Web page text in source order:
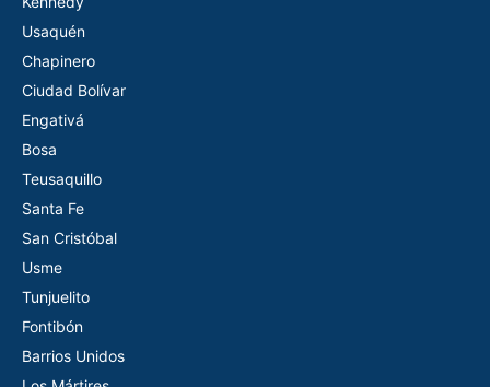
Usaquén
Chapinero
Ciudad Bolívar
Engativá
Bosa
Teusaquillo
Santa Fe
San Cristóbal
Usme
Tunjuelito
Fontibón
Barrios Unidos